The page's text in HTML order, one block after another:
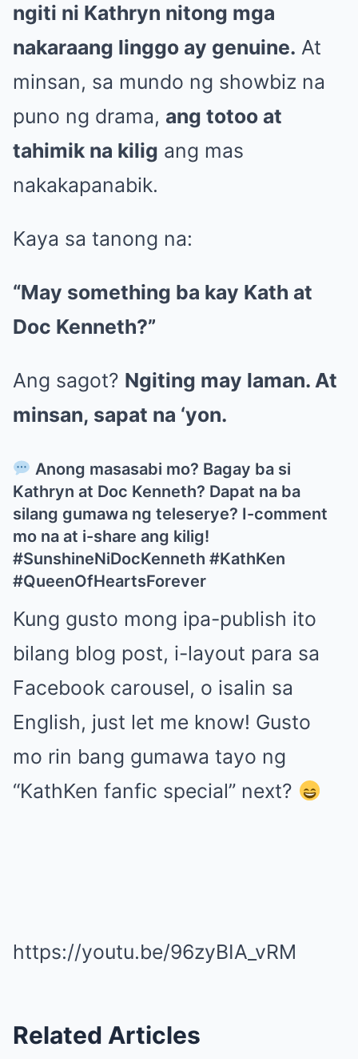
ngiti ni Kathryn nitong mga
nakaraang linggo ay genuine. At
minsan, sa mundo ng showbiz na
puno ng drama, ang totoo at
tahimik na kilig ang mas
nakakapanabik.
Kaya sa tanong na:
“May something ba kay Kath at
Doc Kenneth?”
Ang sagot? Ngiting may laman. At
minsan, sapat na ‘yon.
Anong masasabi mo? Bagay ba si
Kathryn at Doc Kenneth? Dapat na ba
silang gumawa ng teleserye? I-comment
mo na at i-share ang kilig!
#SunshineNiDocKenneth #KathKen
#QueenOfHeartsForever
Kung gusto mong ipa-publish ito
bilang blog post, i-layout para sa
Facebook carousel, o isalin sa
English, just let me know! Gusto
mo rin bang gumawa tayo ng
“KathKen fanfic special” next?
https://youtu.be/96zyBIA_vRM
Related Articles